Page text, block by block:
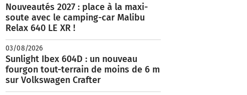
Nouveautés 2027 : place à la maxi-
soute avec le camping-car Malibu
Relax 640 LE XR !
03/08/2026
Sunlight Ibex 604D : un nouveau
fourgon tout-terrain de moins de 6 m
sur Volkswagen Crafter